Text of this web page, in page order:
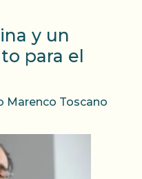
y un
para el
Marenco Toscano